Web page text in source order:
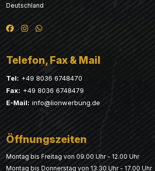
Deutschland
Telefon, Fax & Mail
Tel: +49 8036 6748470
Fax: +49 8036 6748479
E-Mail: info@lionwerbung.de
Öffnungszeiten
Montag bis Freitag von 09.00 Uhr - 12.00 Uhr
Montag bis Donnerstag von 13.30 Uhr - 17.00 Uhr